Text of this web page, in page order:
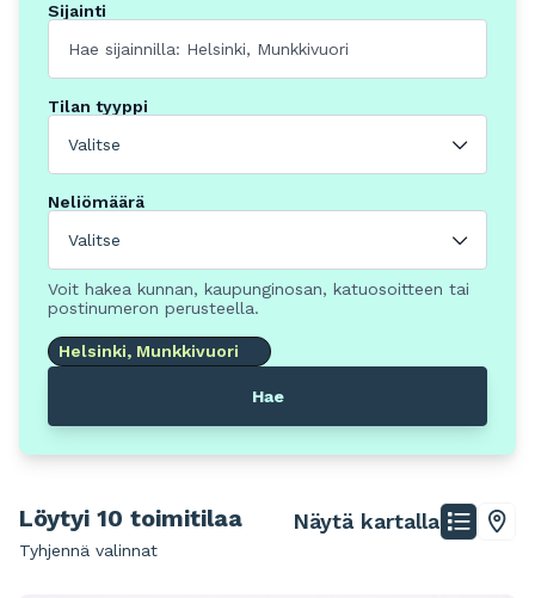
Sijainti
Tilan tyyppi
Valitse
Neliömäärä
Valitse
Voit hakea kunnan, kaupunginosan, katuosoitteen tai
postinumeron perusteella.
Helsinki, Munkkivuori
Hae
Löytyi 10 toimitilaa
Tyhjennä valinnat
Näytä kartalla